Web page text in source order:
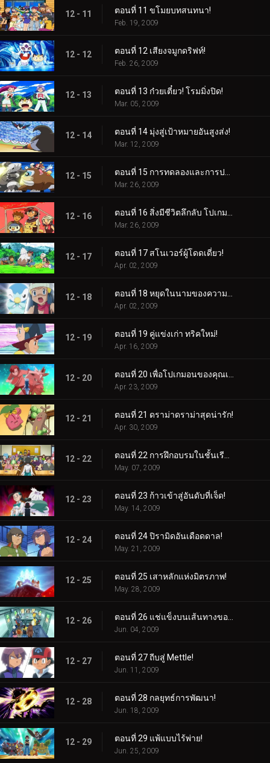
12 - 11 ตอนที่ 11 ขโมยบทสนทนา!
Feb. 19, 2009
12 - 12 ตอนที่ 12 เสียงจมูกดริฟท์!
Feb. 26, 2009
12 - 13 ตอนที่ 13 ก๋วยเตี๋ยว! โรมมิ่งปิด!
Mar. 05, 2009
12 - 14 ตอนที่ 14 มุ่งสู่เป้าหมายอันสูงส่ง!
Mar. 12, 2009
12 - 15
Mar. 26, 2009
12 - 16
Mar. 26, 2009
12 - 17 ตอนที่ 17 สโนเวอร์ผู้โดดเดี่ยว!
Apr. 02, 2009
12 - 18
Apr. 02, 2009
12 - 19 ตอนที่ 19 คู่แข่งเก่า ทริคใหม่!
Apr. 16, 2009
12 - 20
Apr. 23, 2009
12 - 21 ตอนที่ 21 ดราม่าดราม่าสุดน่ารัก!
Apr. 30, 2009
12 - 22
May. 07, 2009
12 - 23 ตอนที่ 23 ก้าวเข้าสู่อันดับที่เจ็ด!
May. 14, 2009
12 - 24 ตอนที่ 24 ปิรามิดอันเดือดดาล!
May. 21, 2009
12 - 25 ตอนที่ 25 เสาหลักแห่งมิตรภาพ!
May. 28, 2009
12 - 26
Jun. 04, 2009
12 - 27 ตอนที่ 27 ถีบสู่ Mettle!
Jun. 11, 2009
12 - 28 ตอนที่ 28 กลยุทธ์การพัฒนา!
Jun. 18, 2009
12 - 29 ตอนที่ 29 แพ้แบบไร้พ่าย!
Jun. 25, 2009